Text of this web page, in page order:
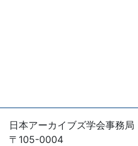
2024年4月9日
2018年度登録アーキビス
日本アーカイブズ学会事務局
〒105-0004